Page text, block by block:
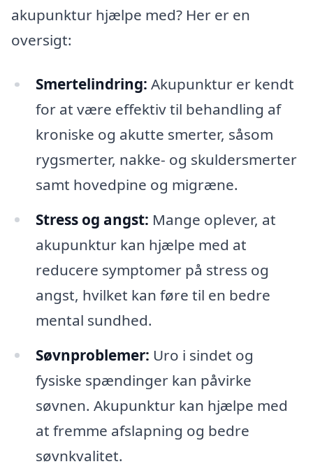
akupunktur hjælpe med? Her er en
oversigt:
Smertelindring: Akupunktur er kendt
for at være effektiv til behandling af
kroniske og akutte smerter, såsom
rygsmerter, nakke- og skuldersmerter
samt hovedpine og migræne.
Stress og angst: Mange oplever, at
akupunktur kan hjælpe med at
reducere symptomer på stress og
angst, hvilket kan føre til en bedre
mental sundhed.
Søvnproblemer: Uro i sindet og
fysiske spændinger kan påvirke
søvnen. Akupunktur kan hjælpe med
at fremme afslapning og bedre
søvnkvalitet.